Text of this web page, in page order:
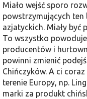
Miało wejść sporo
powstrzymujących
azjatyckich. Miały być
To wszystko
producentów i
powinni zmienić
Chińczyków. A ci
terenie Europy, np.
marki za produkt